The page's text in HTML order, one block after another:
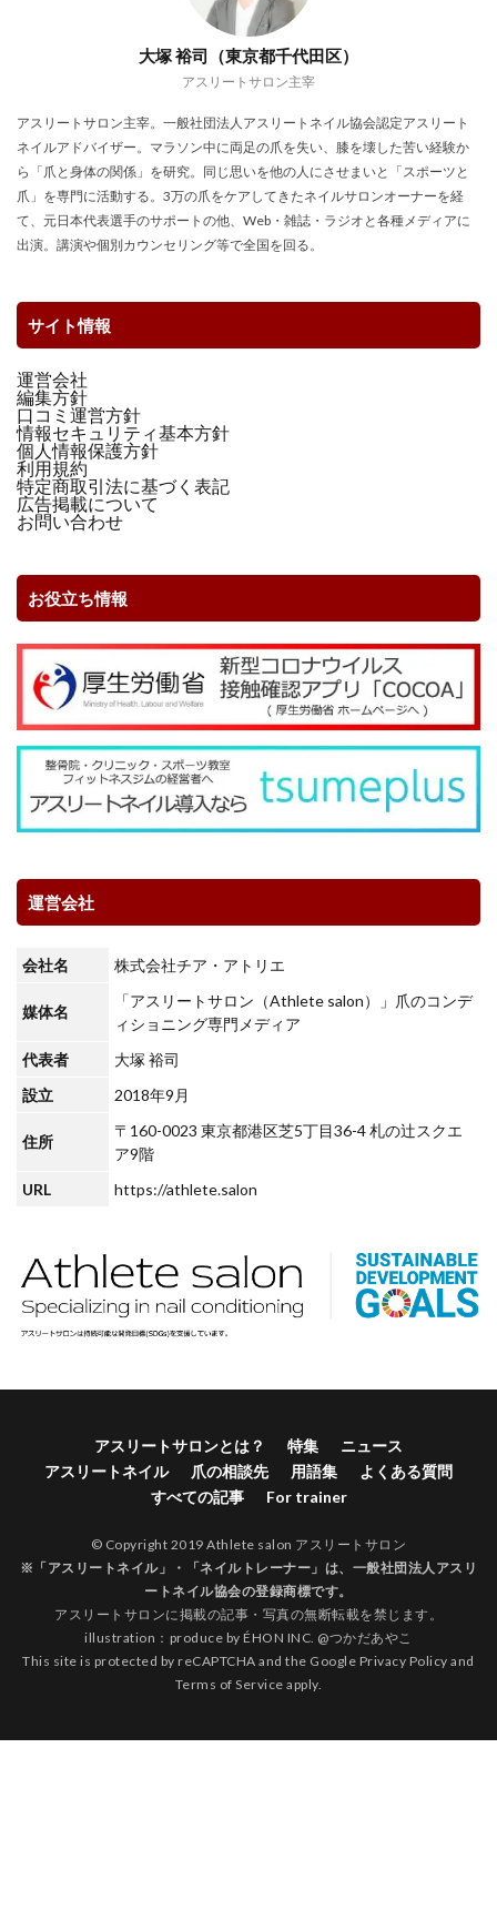
大塚 裕司（東京都千代田区）
アスリートサロン主宰
アスリートサロン主宰。一般社団法人アスリートネイル協会認定アスリート
ネイルアドバイザー。マラソン中に両足の爪を失い、膝を壊した苦い経験か
ら「爪と身体の関係」を研究。同じ思いを他の人にさせまいと「スポーツと
爪」を専門に活動する。3万の爪をケアしてきたネイルサロンオーナーを経
て、元日本代表選手のサポートの他、Web・雑誌・ラジオと各種メディアに
出演。講演や個別カウンセリング等で全国を回る。
サイト情報
運営会社
編集方針
口コミ運営方針
情報セキュリティ基本方針
個人情報保護方針
利用規約
特定商取引法に基づく表記
広告掲載について
お問い合わせ
お役立ち情報
運営会社
会社名 株式会社チア・アトリエ
媒体名
「アスリートサロン（Athlete salon）」爪のコンデ
ィショニング専門メディア
代表者
大塚 裕司
設立
2018年9月
住所
〒160-0023 東京都港区芝5丁目36-4 札の辻スクエ
ア9階
URL
https://athlete.salon
アスリートサロンとは？ 特集
ニュース
アスリートネイル
爪の相談先 用語集
よくある質問
すべての記事
For trainer
© Copyright 2019 Athlete salon アスリートサロン
※「アスリートネイル」・「ネイルトレーナー」は、 一般社団法人アスリ
ートネイル協会の登録商標です。
アスリートサロンに掲載の記事・写真の無断転載を禁じます。
illustration：produce by ÉHON INC. @つかだあやこ
This site is protected by reCAPTCHA and the Google Privacy Policy and
Terms of Service apply.